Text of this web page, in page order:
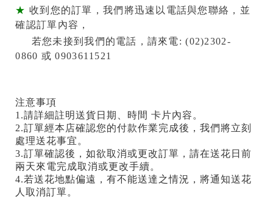
★ 收到您的訂單，我們將迅速以電話與您聯絡，並
確認訂單內容，
若您未接到我們的電話，請來電 : (02)2302-
0860 或 0903611521
注意事項
1.請詳細註明送貨日期、時間 卡片內容。
2.訂單經本店確認您的付款作業完成後，我們將立刻
處理送花事宜。
3.訂單確認後，如欲取消或更改訂單，請在送花日前
兩天來電完成取消或更改手續。
4.若送花地點偏遠，有不能送達之情況，將通知送花
人取消訂單。